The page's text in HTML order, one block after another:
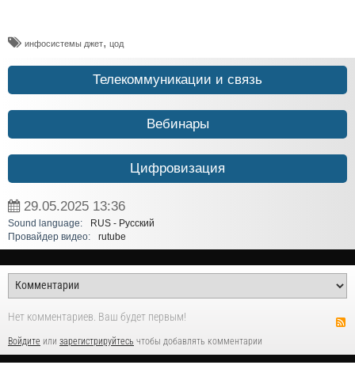
инфосистемы джет, цод
Телекоммуникации и связь
Вебинары
Цифровизация
29.05.2025 13:36
Sound language:
RUS - Русский
Провайдер видео:
rutube
Нет комментариев. Ваш будет первым!
Войдите или зарегистрируйтесь чтобы добавлять комментарии